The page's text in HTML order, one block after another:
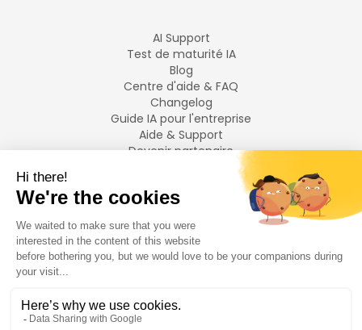
AI Support
Test de maturité IA
Blog
Centre d'aide & FAQ
Changelog
Guide IA pour l'entreprise
Aide & Support
Devenir partenaire
LANGUES
Français
English